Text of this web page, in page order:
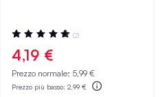
Valutazione:
100%
(2)
4,19 €
Prezzo normale: 5,99 €
Prezzo più basso: 2,99 €